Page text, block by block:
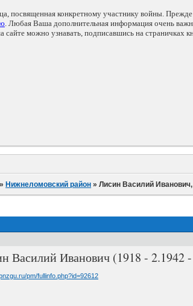
посвященная конкретному участнику войны.
. Любая Ваша дополнительная информация очень
можно узнавать, подписавшись на страничках
» Нижнеломовский район »Лисин Василий
Василий Иванович (1918 - 2.1942 -
pm/fullinfo.php?id=92612